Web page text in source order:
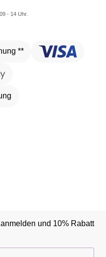
- 14 Uhr.
**
und 10% Rabatt